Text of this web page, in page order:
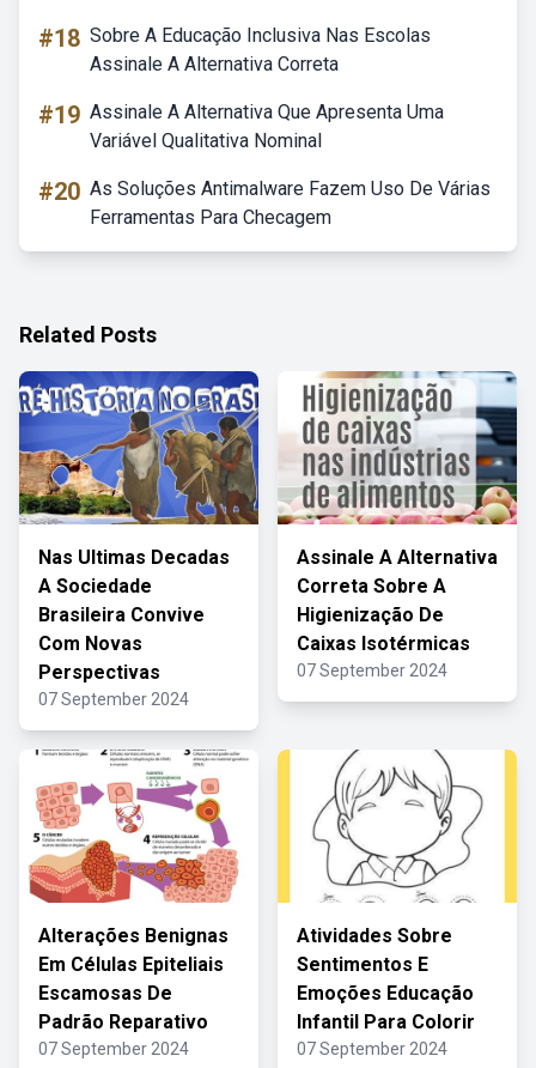
#18 Sobre A Educação Inclusiva Nas Escolas
Assinale A Alternativa Correta
#19 Assinale A Alternativa Que Apresenta Uma
Variável Qualitativa Nominal
#20 As Soluções Antimalware Fazem Uso De Várias
Ferramentas Para Checagem
Related Posts
Nas Ultimas Decadas
A Sociedade
Brasileira Convive
Com Novas
Perspectivas
07 September 2024
Assinale A Alternativa
Correta Sobre A
Higienização De
Caixas Isotérmicas
07 September 2024
Alterações Benignas
Em Células Epiteliais
Escamosas De
Padrão Reparativo
07 September 2024
Atividades Sobre
Sentimentos E
Emoções Educação
Infantil Para Colorir
07 September 2024